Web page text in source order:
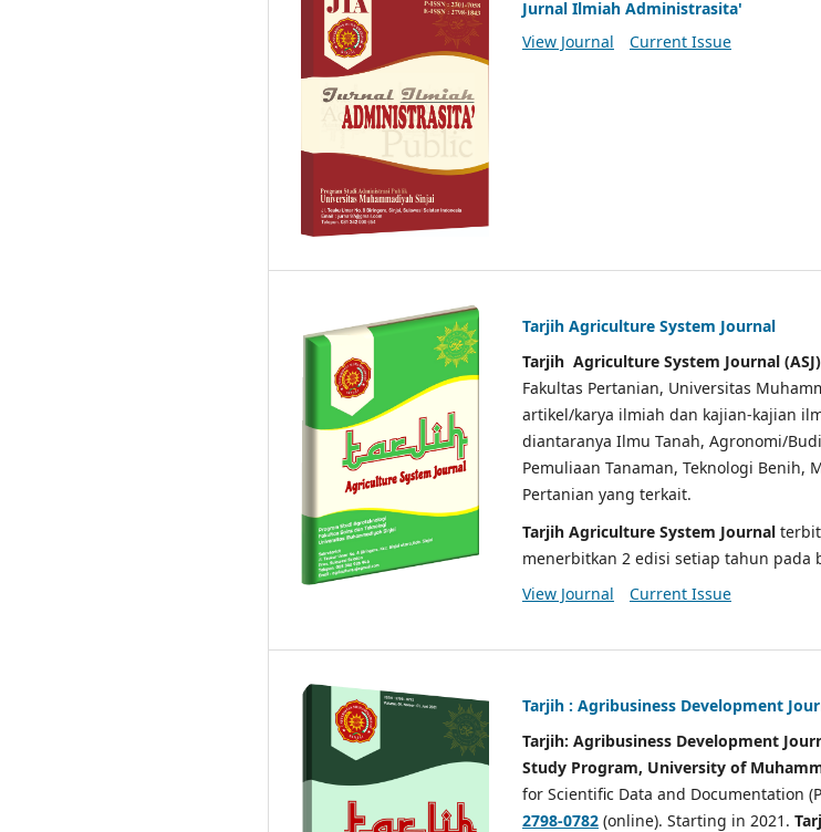
Jurnal Ilmiah Administrasita'
View Journal
Current Issue
Tarjih Agriculture System Journal
Tarjih Agriculture System Journal (ASJ)
Fakultas Pertanian, Universitas
artikel/karya ilmiah dan kajian-kajian
diantaranya Ilmu Tanah, Agronomi/
Pemuliaan Tanaman, Teknologi Benih,
Pertanian yang terkait.
Tarjih Agriculture System Journal terbit
menerbitkan 2 edisi setiap tahun pada
View Journal
Current Issue
Tarjih : Agribusiness Development
Tarjih: Agribusiness Development
Study Program, University of
for Scientific Data and Documentation
2798-0782 (online). Starting in 2021.